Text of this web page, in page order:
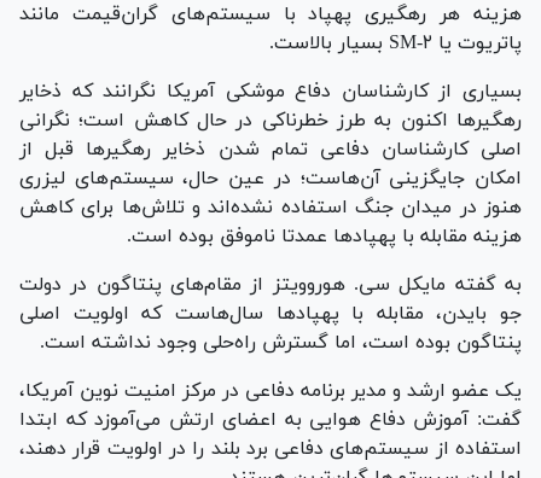
هزینه هر رهگیری پهپاد با سیستم‌های گران‌قیمت مانند
پاتریوت یا SM-۲ بسیار بالاست.
بسیاری از کارشناسان دفاع موشکی آمریکا نگرانند که ذخایر
رهگیرها اکنون به طرز خطرناکی در حال کاهش است؛ نگرانی
اصلی کارشناسان دفاعی تمام شدن ذخایر رهگیرها قبل از
امکان جایگزینی آن‌هاست؛ در عین حال، سیستم‌های لیزری
هنوز در میدان جنگ استفاده نشده‌اند و تلاش‌ها برای کاهش
هزینه مقابله با پهپادها عمدتا ناموفق بوده است.
به گفته مایکل سی. هوروویتز از مقام‌های پنتاگون در دولت
جو بایدن، مقابله با پهپادها سال‌هاست که اولویت اصلی
پنتاگون بوده است، اما گسترش راه‌حلی وجود نداشته است.
یک عضو ارشد و مدیر برنامه دفاعی در مرکز امنیت نوین آمریکا،
گفت: آموزش دفاع هوایی به اعضای ارتش می‌آموزد که ابتدا
استفاده از سیستم‌های دفاعی برد بلند را در اولویت قرار دهند،